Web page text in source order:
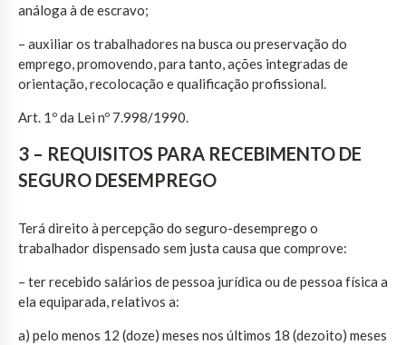
análoga à de escravo;
– auxiliar os trabalhadores na busca ou preservação do
emprego, promovendo, para tanto, ações integradas de
orientação, recolocação e qualificação profissional.
Art. 1º da Lei nº 7.998/1990.
3 – REQUISITOS PARA RECEBIMENTO DE
SEGURO DESEMPREGO
Terá direito à percepção do seguro-desemprego o
trabalhador dispensado sem justa causa que comprove:
– ter recebido salários de pessoa jurídica ou de pessoa física a
ela equiparada, relativos a:
a) pelo menos 12 (doze) meses nos últimos 18 (dezoito) meses